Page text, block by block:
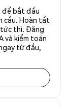
để bắt đầu
cầu. Hoàn tất
tức thì. Đăng
và kiểm toán
từ đầu,